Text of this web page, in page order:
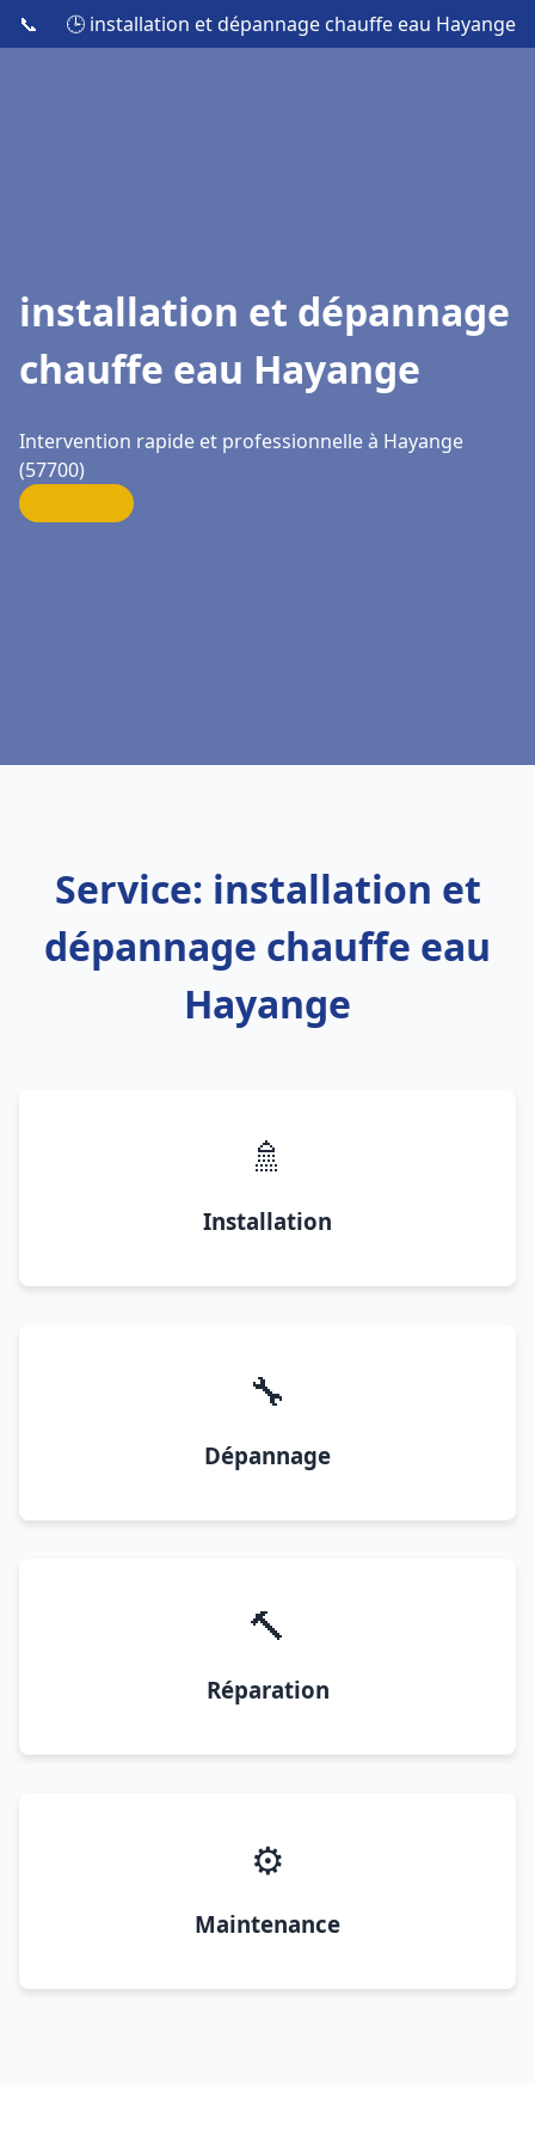
📞 🕒 installation et dépannage chauffe eau Hayange
installation et dépannage
chauffe eau Hayange
Intervention rapide et professionnelle à Hayange
(57700)
Service: installation et
dépannage chauffe eau
Hayange
🚿
Installation
🔧
Dépannage
🔨
Réparation
⚙️
Maintenance